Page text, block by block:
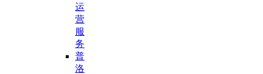
运
营
服
务
普
洛